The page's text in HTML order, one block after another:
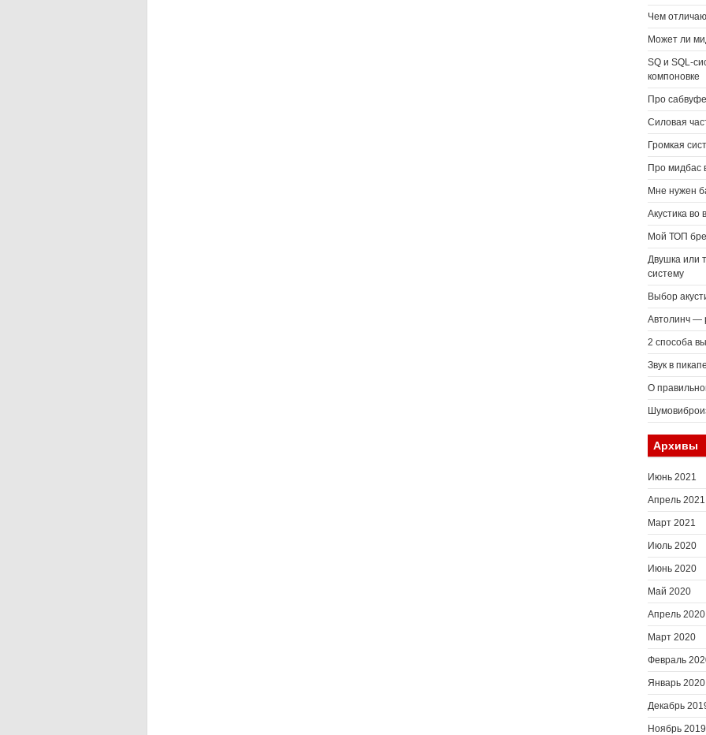
Чем
Может ли
SQ и SQL-
компоновке
Про
Силовая
Громкая
Про мидбас
Мне нужен
Акустика во
Мой ТОП
Двушка или
систему
Выбор
Автолинч —
2 способа
Звук в
О
Архивы
Июнь 2021
Апрель 2021
Март 2021
Июль 2020
Июнь 2020
Май 2020
Апрель 2020
Март 2020
Февраль
Январь 2020
Декабрь
Ноябрь 2019